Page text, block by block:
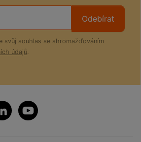
Odebírat
svůj souhlas se shromažďováním
údajů.